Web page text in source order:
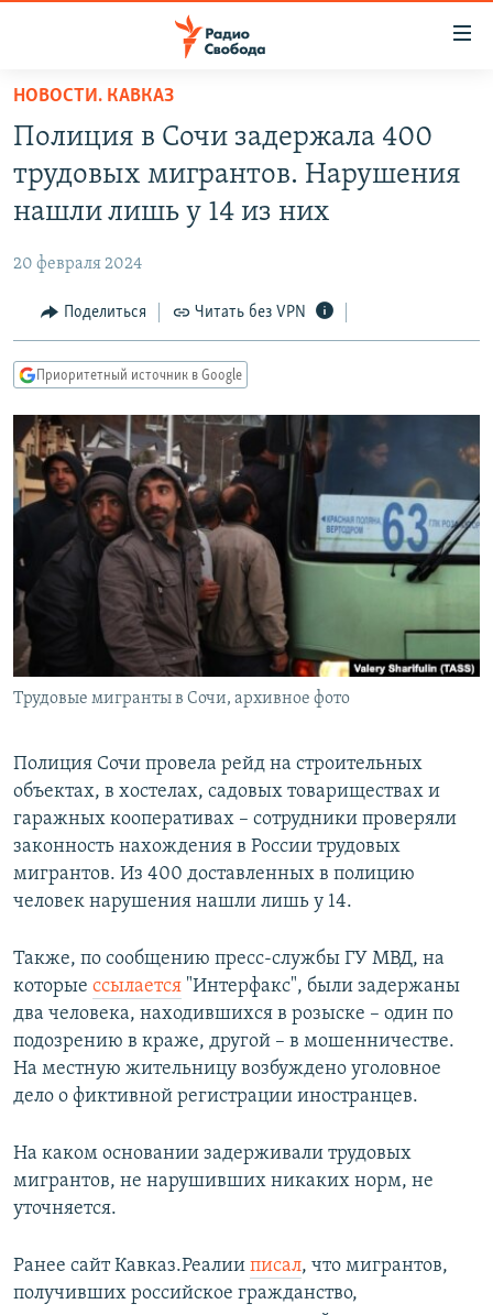
упрощенного
доступа
основному
Вернутся
Вернутся
поиску
ПОДКАСТЫ
АВТОРСКИЕ ПРОЕКТЫ
МНЕНИЯ
КУЛЬТУРА
КАВКАЗ.РЕАЛИИ
СЕВЕР.РЕАЛИИ
СИБИРЬ.РЕАЛИИ
РАСПИСАНИЕ ВЕЩАНИЯ
ПОДПИШИТЕСЬ НА РАССЫЛКУ
СОЦИАЛЬНЫЕ СЕТИ
Все сайты РСЕ/РС
НОВОСТИ. КАВКАЗ
Полиция в Сочи задержала 400
трудовых мигрантов. Нарушения
нашли лишь у 14 из них
20 февраля 2024
Поделиться Читать без VPN
Приоритетный источник в Google
Трудовые мигранты в Сочи, архивное фото
Полиция Сочи провела рейд на строительных
объектах, в хостелах, садовых товариществах и
гаражных кооперативах – сотрудники проверяли
законность нахождения в России трудовых
мигрантов. Из 400 доставленных в полицию
человек нарушения нашли лишь у 14.
Также, по сообщению пресс-службы ГУ МВД, на
которые ссылается "Интерфакс", были задержаны
два человека, находившихся в розыске – один по
подозрению в краже, другой – в мошенничестве.
На местную жительницу возбуждено уголовное
дело о фиктивной регистрации иностранцев.
На каком основании задерживали трудовых
мигрантов, не нарушивших никаких норм, не
уточняется.
Ранее сайт Кавказ.Реалии писал, что мигрантов,
получивших российское гражданство,